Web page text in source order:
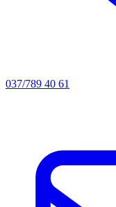
037/789 40 61